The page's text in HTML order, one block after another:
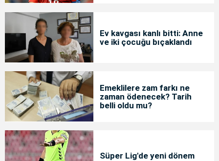
Ev kavgası kanlı bitti: Anne
ve iki çocuğu bıçaklandı
Emeklilere zam farkı ne
zaman ödenecek? Tarih
belli oldu mu?
Süper Lig'de yeni dönem